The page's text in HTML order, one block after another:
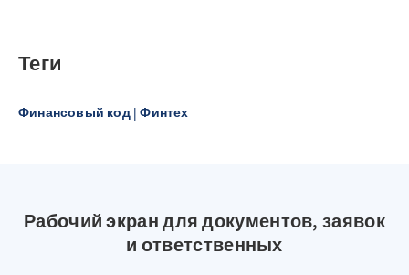
Теги
Финансовый код | Финтех
Рабочий экран для документов, заявок
и ответственных